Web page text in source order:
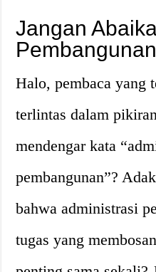
Jangan
Halo, pembaca yang
terlintas dalam
mendengar kata
pembangunan”?
bahwa administrasi
tugas yang